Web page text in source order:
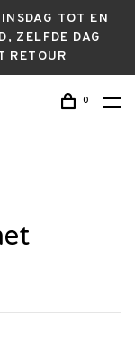
TOT EN
ZELFDE DAG
RETOUR
0